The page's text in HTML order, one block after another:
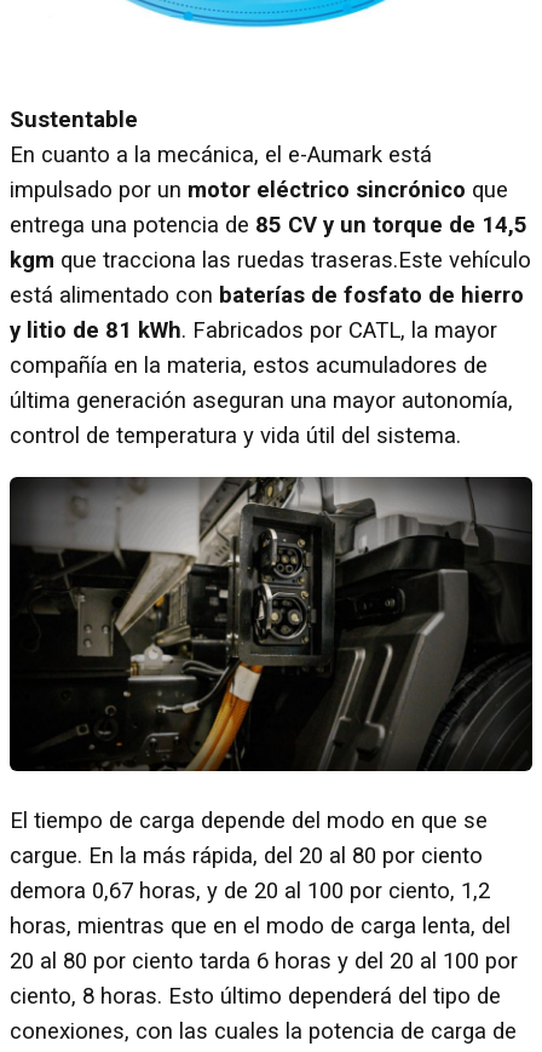
Sustentable
En cuanto a la mecánica, el e-Aumark está
impulsado por un motor eléctrico sincrónico que
entrega una potencia de 85 CV y un torque de 14,5
kgm que tracciona las ruedas traseras.Este vehículo
está alimentado con baterías de fosfato de hierro
y litio de 81 kWh. Fabricados por CATL, la mayor
compañía en la materia, estos acumuladores de
última generación aseguran una mayor autonomía,
control de temperatura y vida útil del sistema.
El tiempo de carga depende del modo en que se
cargue. En la más rápida, del 20 al 80 por ciento
demora 0,67 horas, y de 20 al 100 por ciento, 1,2
horas, mientras que en el modo de carga lenta, del
20 al 80 por ciento tarda 6 horas y del 20 al 100 por
ciento, 8 horas. Esto último dependerá del tipo de
conexiones, con las cuales la potencia de carga de